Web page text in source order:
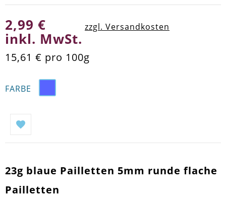
2,99 €
inkl. MwSt.
zzgl. Versandkosten
15,61 € pro 100g
FARBE
23g blaue Pailletten 5mm runde flache
Pailletten